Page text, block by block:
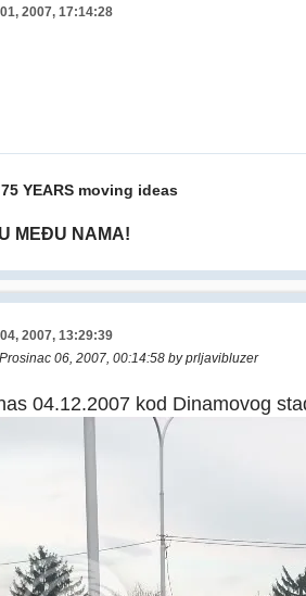
2007, 17:14:28
YEARS moving ideas
MEĐU NAMA!
2007, 13:29:39
06, 2007, 00:14:58 by prljavibluzer
04.12.2007 kod Dinamovog